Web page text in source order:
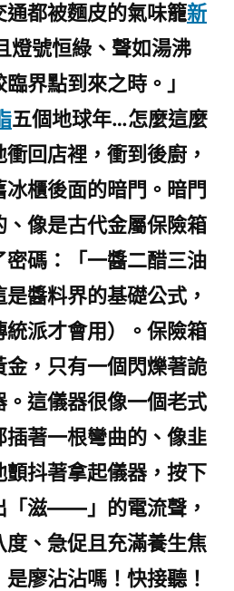
通都被麵皮的氣味籠新
燈號恒綠、聲如湯沸
界點到來之時。」
五個地球年…怎麼這麼
回店裡，衝到後廚，
櫃後面的暗門。暗門
像是古代金屬保險箱
密碼：「一醬二醋三油
醬料界的基礎公式，
統派才會用）。保險箱
，只有一個閃爍著詭
這儀器很像一個老式
插著一根彎曲的、像韭
抖著拿起儀器，按下
「滋——」的電流聲，
、急促且充滿養生焦
廖沾沾嗎！快接聽！